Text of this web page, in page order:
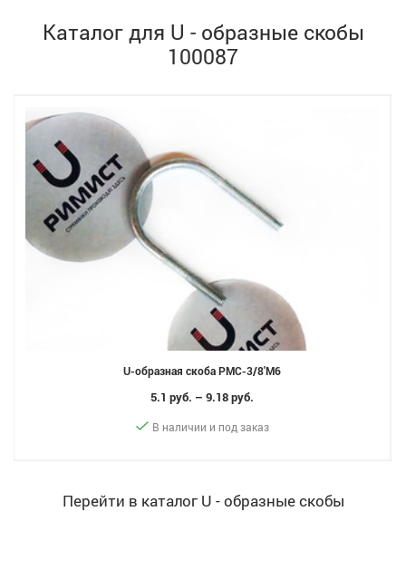
Каталог для U - образные скобы
100087
U-образная скоба РМС-3/8'М6
5.1 руб. – 9.18 руб.
В наличии и под заказ
Перейти в каталог U - образные скобы